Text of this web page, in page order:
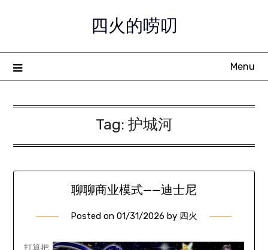
四火的唠叨
Menu
Tag: 护城河
聊聊商业模式——迪士尼
Posted on 01/31/2026 by 四火